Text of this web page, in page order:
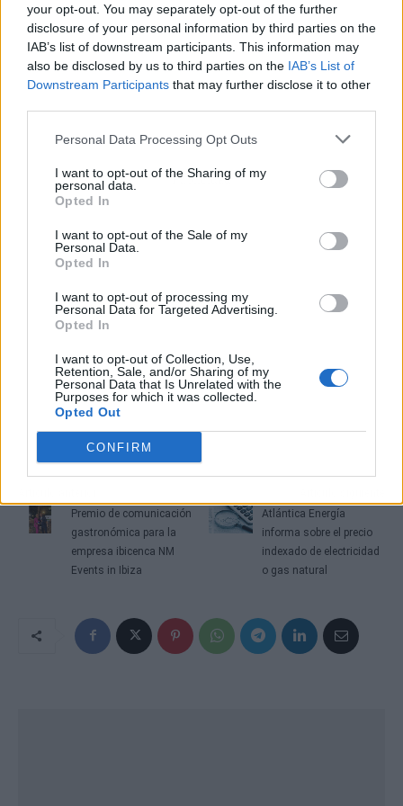
your opt-out. You may separately opt-out of the further
disclosure of your personal information by third parties on the
IAB’s list of downstream participants. This information may
also be disclosed by us to third parties on the IAB’s List of
Downstream Participants that may further disclose it to other
Personal Data Processing Opt Outs
I want to opt-out of the Sharing of my
personal data.
Opted In
I want to opt-out of the Sale of my
Personal Data.
Opted In
I want to opt-out of processing my
Personal Data for Targeted Advertising.
Opted In
I want to opt-out of Collection, Use,
Retention, Sale, and/or Sharing of my
Personal Data that Is Unrelated with the
Purposes for which it was collected.
Opted Out
CONFIRM
Publicidad
Premio de comunicación
gastronómica para la
empresa ibicenca NM
Events in Ibiza
Atlántica Energía
informa sobre el precio
indexado de electricidad
o gas natural